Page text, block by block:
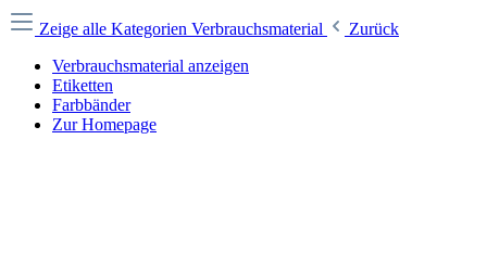
Zeige alle Kategorien Verbrauchsmaterial
Zurück
Verbrauchsmaterial anzeigen
Etiketten
Farbbänder
Zur Homepage